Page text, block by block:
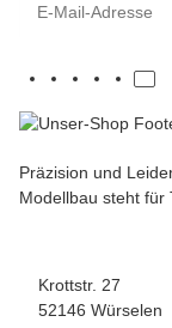
Präzision und
Modellbau steht für
Krottstr. 27
52146 Würselen